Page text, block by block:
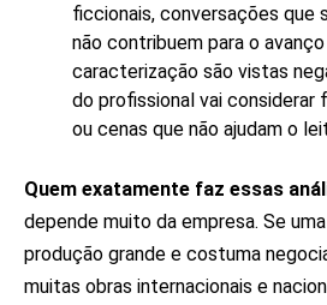
ficcionais, conversações que
não contribuem para o
caracterização são vistas
do profissional vai considerar
ou cenas que não ajudam o
Quem exatamente faz essas
depende muito da empresa. Se
produção grande e costuma
muitas obras internacionais e